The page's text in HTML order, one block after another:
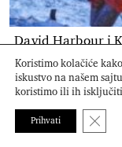
David Harbour i
Koristimo kolačiće
iskustvo na našem
koristimo ili ih
Prihvati Close